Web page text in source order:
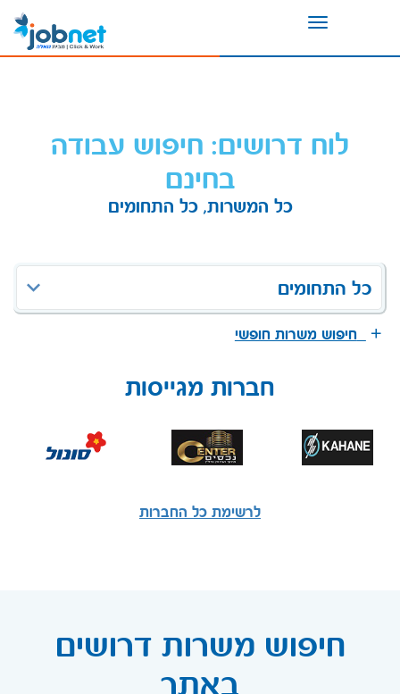
Toggle
לוח דרושים: חיפוש עבודה
בחינם
כל המשרות, כל התחומים
כל התחומים
חיפוש משרות חופשי
חברות מגייסות
לרשימת כל החברות
חיפוש משרות דרושים
באתר